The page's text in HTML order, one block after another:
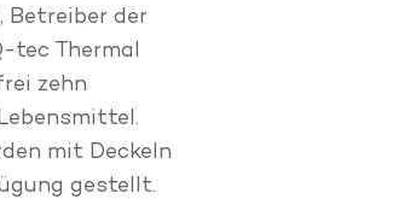
, Betreiber der
tec Thermal
zehn
mit Deckeln
gestellt.